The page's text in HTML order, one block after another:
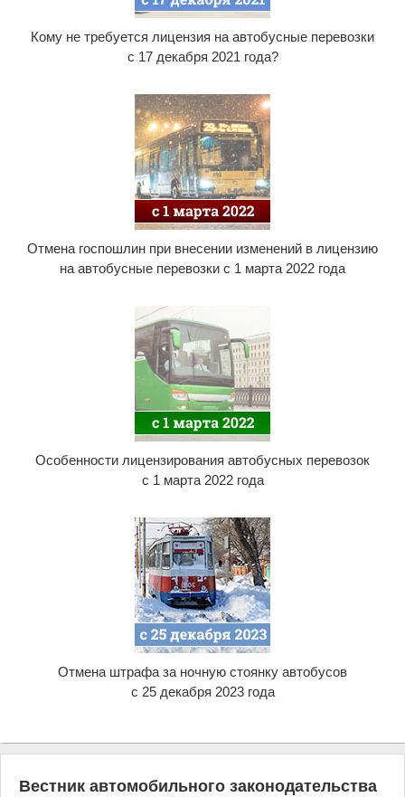
Кому не требуется лицензия на автобусные перевозки
с 17 декабря 2021 года?
Отмена госпошлин при внесении изменений в лицензию
на автобусные перевозки с 1 марта 2022 года
Особенности лицензирования автобусных перевозок
с 1 марта 2022 года
Отмена штрафа за ночную стоянку автобусов
с 25 декабря 2023 года
Вестник автомобильного законодательства